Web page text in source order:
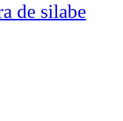
de silabe